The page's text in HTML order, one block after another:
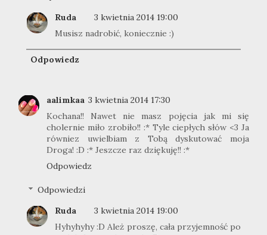
Ruda
3 kwietnia 2014 19:00
Musisz nadrobić, koniecznie :)
Odpowiedz
aalimkaa 3 kwietnia 2014 17:30
Kochana!! Nawet nie masz pojęcia jak mi się
cholernie miło zrobiło!! :* Tyle ciepłych słów <3 Ja
równiez uwielbiam z Tobą dyskutować moja
Droga! :D :* Jeszcze raz dziękuję!! :*
Odpowiedz
Odpowiedzi
Ruda
3 kwietnia 2014 19:00
Hyhyhyhy :D Ależ proszę, cała przyjemność po